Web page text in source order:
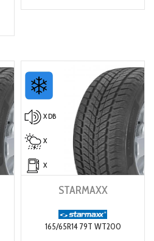
X DB
X
X
STARMAXX
165/65R14 79T WT200